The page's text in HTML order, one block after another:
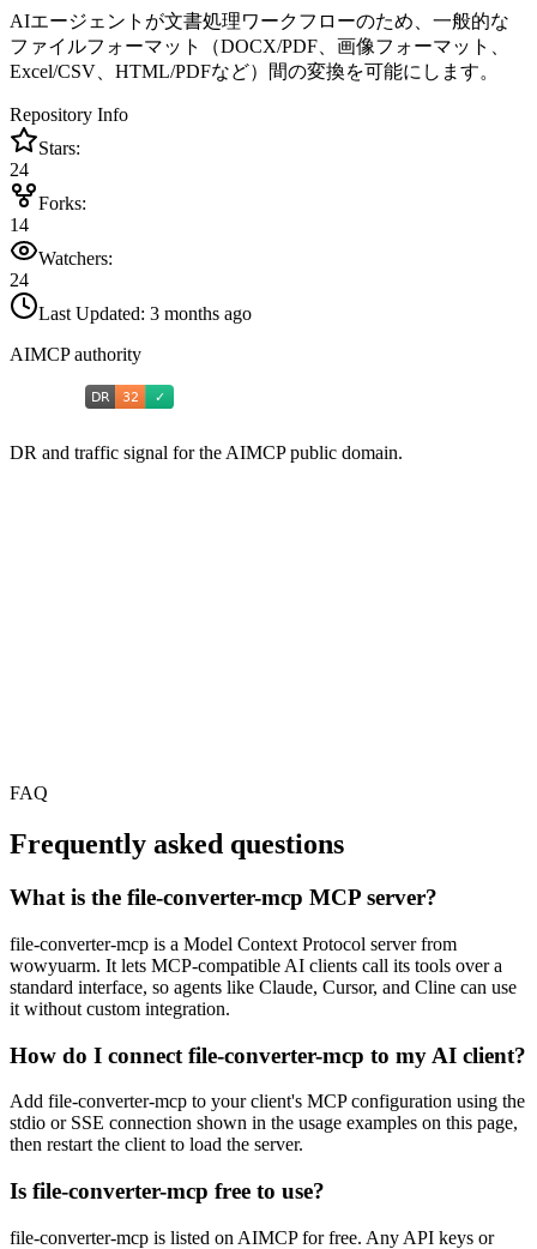
AIエージェントが文書処理ワークフローのため、一般的な
ファイルフォーマット（DOCX/PDF、画像フォーマット、
Excel/CSV、HTML/PDFなど）間の変換を可能にします。
Repository Info
Stars:
24
Forks:
14
Watchers:
24
Last Updated: 3 months ago
AIMCP authority
DR and traffic signal for the AIMCP public domain.
FAQ
Frequently asked questions
What is the file-converter-mcp MCP server?
file-converter-mcp is a Model Context Protocol server from
wowyuarm. It lets MCP-compatible AI clients call its tools over a
standard interface, so agents like Claude, Cursor, and Cline can use
it without custom integration.
How do I connect file-converter-mcp to my AI client?
Add file-converter-mcp to your client's MCP configuration using the
stdio or SSE connection shown in the usage examples on this page,
then restart the client to load the server.
Is file-converter-mcp free to use?
file-converter-mcp is listed on AIMCP for free. Any API keys or